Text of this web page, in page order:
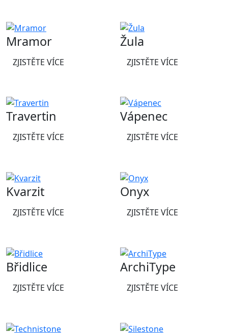
Mramor
ZJISTĚTE VÍCE
Žula
ZJISTĚTE VÍCE
Travertin
ZJISTĚTE VÍCE
Vápenec
ZJISTĚTE VÍCE
Kvarzit
ZJISTĚTE VÍCE
Onyx
ZJISTĚTE VÍCE
Břidlice
ZJISTĚTE VÍCE
ArchiType
ZJISTĚTE VÍCE